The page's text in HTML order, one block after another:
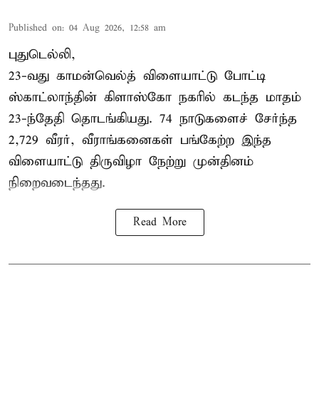
Published on: 04 Aug 2026, 12:58 am
புதுடெல்லி,
23-வது காமன்வெல்த் விளையாட்டு போட்டி
ஸ்காட்லாந்தின் கிளாஸ்கோ நகரில் கடந்த மாதம்
23-ந்தேதி தொடங்கியது. 74 நாடுகளைச் சேர்ந்த
2,729 வீரர், வீராங்கனைகள் பங்கேற்ற இந்த
விளையாட்டு திருவிழா நேற்று முன்தினம்
நிறைவடைந்தது.
Read More